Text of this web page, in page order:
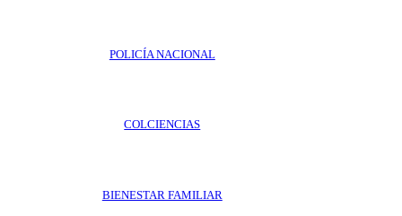
POLICÍA NACIONAL
COLCIENCIAS
BIENESTAR FAMILIAR